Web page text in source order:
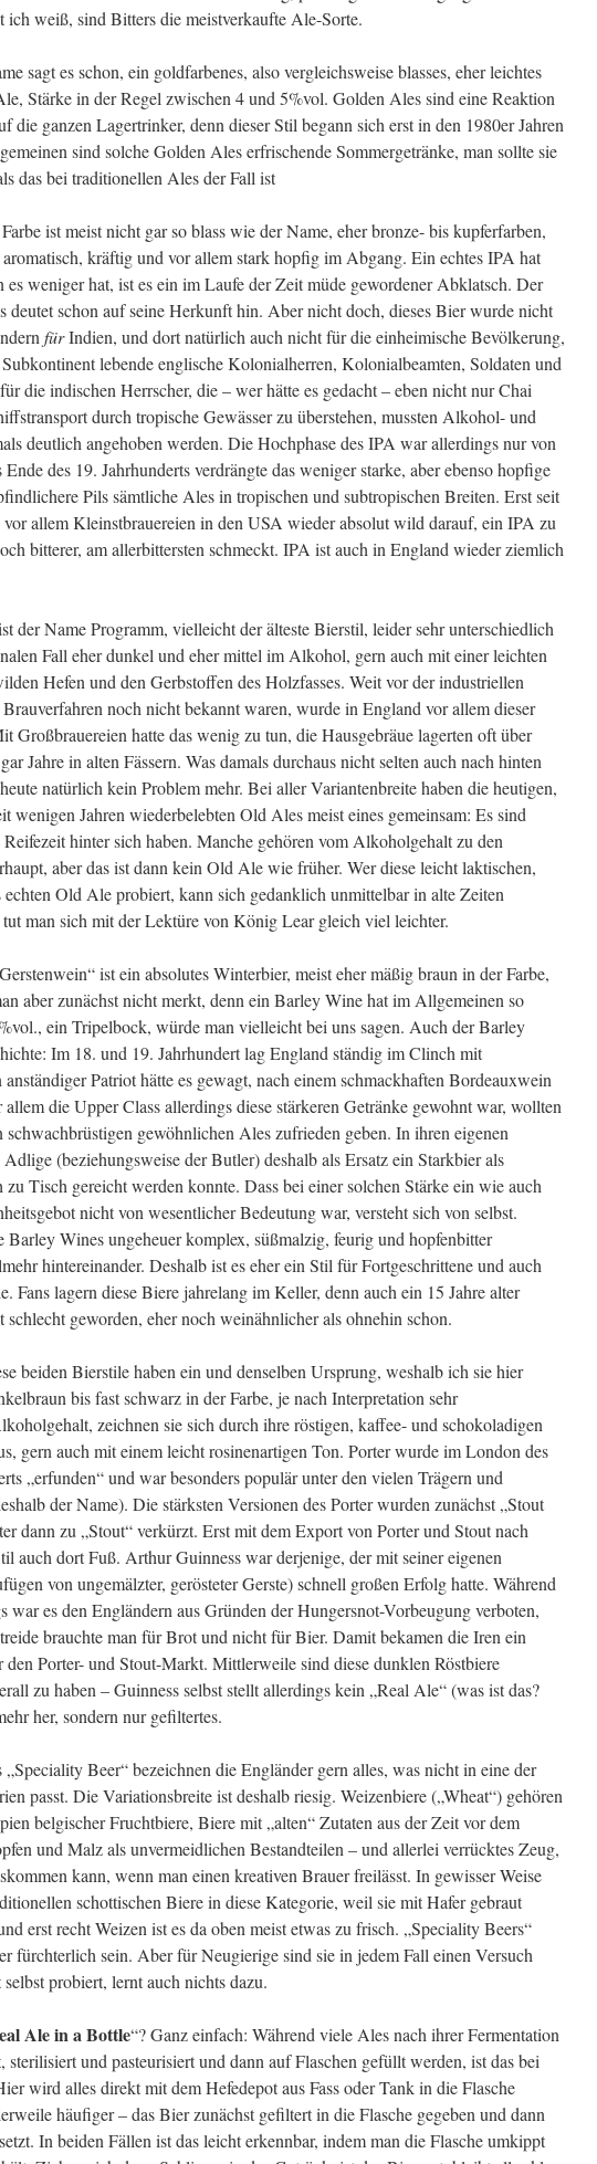
ich weiß, sind Bitters die meistverkaufte Ale-Sorte.
sagt es schon, ein goldfarbenes, also vergleichsweise blasses, eher leichtes
Stärke in der Regel zwischen 4 und 5%vol. Golden Ales sind eine Reaktion
die ganzen Lagertrinker, denn dieser Stil begann sich erst in den 1980er Jahren
sind solche Golden Ales erfrischende Sommergetränke, man sollte sie
das bei traditionellen Ales der Fall ist
ist meist nicht gar so blass wie der Name, eher bronze- bis kupferfarben,
aromatisch, kräftig und vor allem stark hopfig im Abgang. Ein echtes IPA hat
weniger hat, ist es ein im Laufe der Zeit müde gewordener Abklatsch. Der
deutet schon auf seine Herkunft hin. Aber nicht doch, dieses Bier wurde nicht
fürIndien, und dort natürlich auch nicht für die einheimische Bevölkerung,
lebende englische Kolonialherren, Kolonialbeamten, Soldaten und
die indischen Herrscher, die – wer hätte es gedacht – eben nicht nur Chai
durch tropische Gewässer zu überstehen, mussten Alkohol- und
deutlich angehoben werden. Die Hochphase des IPA war allerdings nur von
des 19. Jahrhunderts verdrängte das weniger starke, aber ebenso hopfige
Pils sämtliche Ales in tropischen und subtropischen Breiten. Erst seit
vor allem Kleinstbrauereien in den USA wieder absolut wild darauf, ein IPA zu
bitterer, am allerbittersten schmeckt. IPA ist auch in England wieder ziemlich
der Name Programm, vielleicht der älteste Bierstil, leider sehr unterschiedlich
Fall eher dunkel und eher mittel im Alkohol, gern auch mit einer leichten
Hefen und den Gerbstoffen des Holzfasses. Weit vor der industriellen
noch nicht bekannt waren, wurde in England vor allem dieser
Großbrauereien hatte das wenig zu tun, die Hausgebräue lagerten oft über
Jahre in alten Fässern. Was damals durchaus nicht selten auch nach hinten
natürlich kein Problem mehr. Bei aller Variantenbreite haben die heutigen,
wenigen Jahren wiederbelebten Old Ales meist eines gemeinsam: Es sind
hinter sich haben. Manche gehören vom Alkoholgehalt zu den
aber das ist dann kein Old Ale wie früher. Wer diese leicht laktischen,
echten Old Ale probiert, kann sich gedanklich unmittelbar in alte Zeiten
man sich mit der Lektüre von König Lear gleich viel leichter.
ist ein absolutes Winterbier, meist eher mäßig braun in der Farbe,
aber zunächst nicht merkt, denn ein Barley Wine hat im Allgemeinen so
ein Tripelbock, würde man vielleicht bei uns sagen. Auch der Barley
Im 18. und 19. Jahrhundert lag England ständig im Clinch mit
Patriot hätte es gewagt, nach einem schmackhaften Bordeauxwein
die Upper Class allerdings diese stärkeren Getränke gewohnt war, wollten
schwachbrüstigen gewöhnlichen Ales zufrieden geben. In ihren eigenen
(beziehungsweise der Butler) deshalb als Ersatz ein Starkbier als
zu Tisch gereicht werden konnte. Dass bei einer solchen Stärke ein wie auch
nicht von wesentlicher Bedeutung war, versteht sich von selbst.
Barley Wines ungeheuer komplex, süßmalzig, feurig und hopfenbitter
hintereinander. Deshalb ist es eher ein Stil für Fortgeschrittene und auch
Fans lagern diese Biere jahrelang im Keller, denn auch ein 15 Jahre alter
geworden, eher noch weinähnlicher als ohnehin schon.
beiden Bierstile haben ein und denselben Ursprung, weshalb ich sie hier
bis fast schwarz in der Farbe, je nach Interpretation sehr
zeichnen sie sich durch ihre röstigen, kaffee- und schokoladigen
gern auch mit einem leicht rosinenartigen Ton. Porter wurde im London des
„erfunden“ und war besonders populär unter den vielen Trägern und
der Name). Die stärksten Versionen des Porter wurden zunächst „Stout
dann zu „Stout“ verkürzt. Erst mit dem Export von Porter und Stout nach
auch dort Fuß. Arthur Guinness war derjenige, der mit seiner eigenen
von ungemälzter, gerösteter Gerste) schnell großen Erfolg hatte. Während
war es den Engländern aus Gründen der Hungersnot-Vorbeugung verboten,
brauchte man für Brot und nicht für Bier. Damit bekamen die Iren ein
Porter- und Stout-Markt. Mittlerweile sind diese dunklen Röstbiere
zu haben – Guinness selbst stellt allerdings kein „Real Ale“ (was ist das?
her, sondern nur gefiltertes.
„Speciality Beer“ bezeichnen die Engländer gern alles, was nicht in eine der
passt. Die Variationsbreite ist deshalb riesig. Weizenbiere („Wheat“) gehören
belgischer Fruchtbiere, Biere mit „alten“ Zutaten aus der Zeit vor dem
und Malz als unvermeidlichen Bestandteilen – und allerlei verrücktes Zeug,
kann, wenn man einen kreativen Brauer freilässt. In gewisser Weise
schottischen Biere in diese Kategorie, weil sie mit Hafer gebraut
erst recht Weizen ist es da oben meist etwas zu frisch. „Speciality Beers“
fürchterlich sein. Aber für Neugierige sind sie in jedem Fall einen Versuch
probiert, lernt auch nichts dazu.
Ale in a Bottle“? Ganz einfach: Während viele Ales nach ihrer Fermentation
sterilisiert und pasteurisiert und dann auf Flaschen gefüllt werden, ist das bei
wird alles direkt mit dem Hefedepot aus Fass oder Tank in die Flasche
häufiger – das Bier zunächst gefiltert in die Flasche gegeben und dann
In beiden Fällen ist das leicht erkennbar, indem man die Flasche umkippt